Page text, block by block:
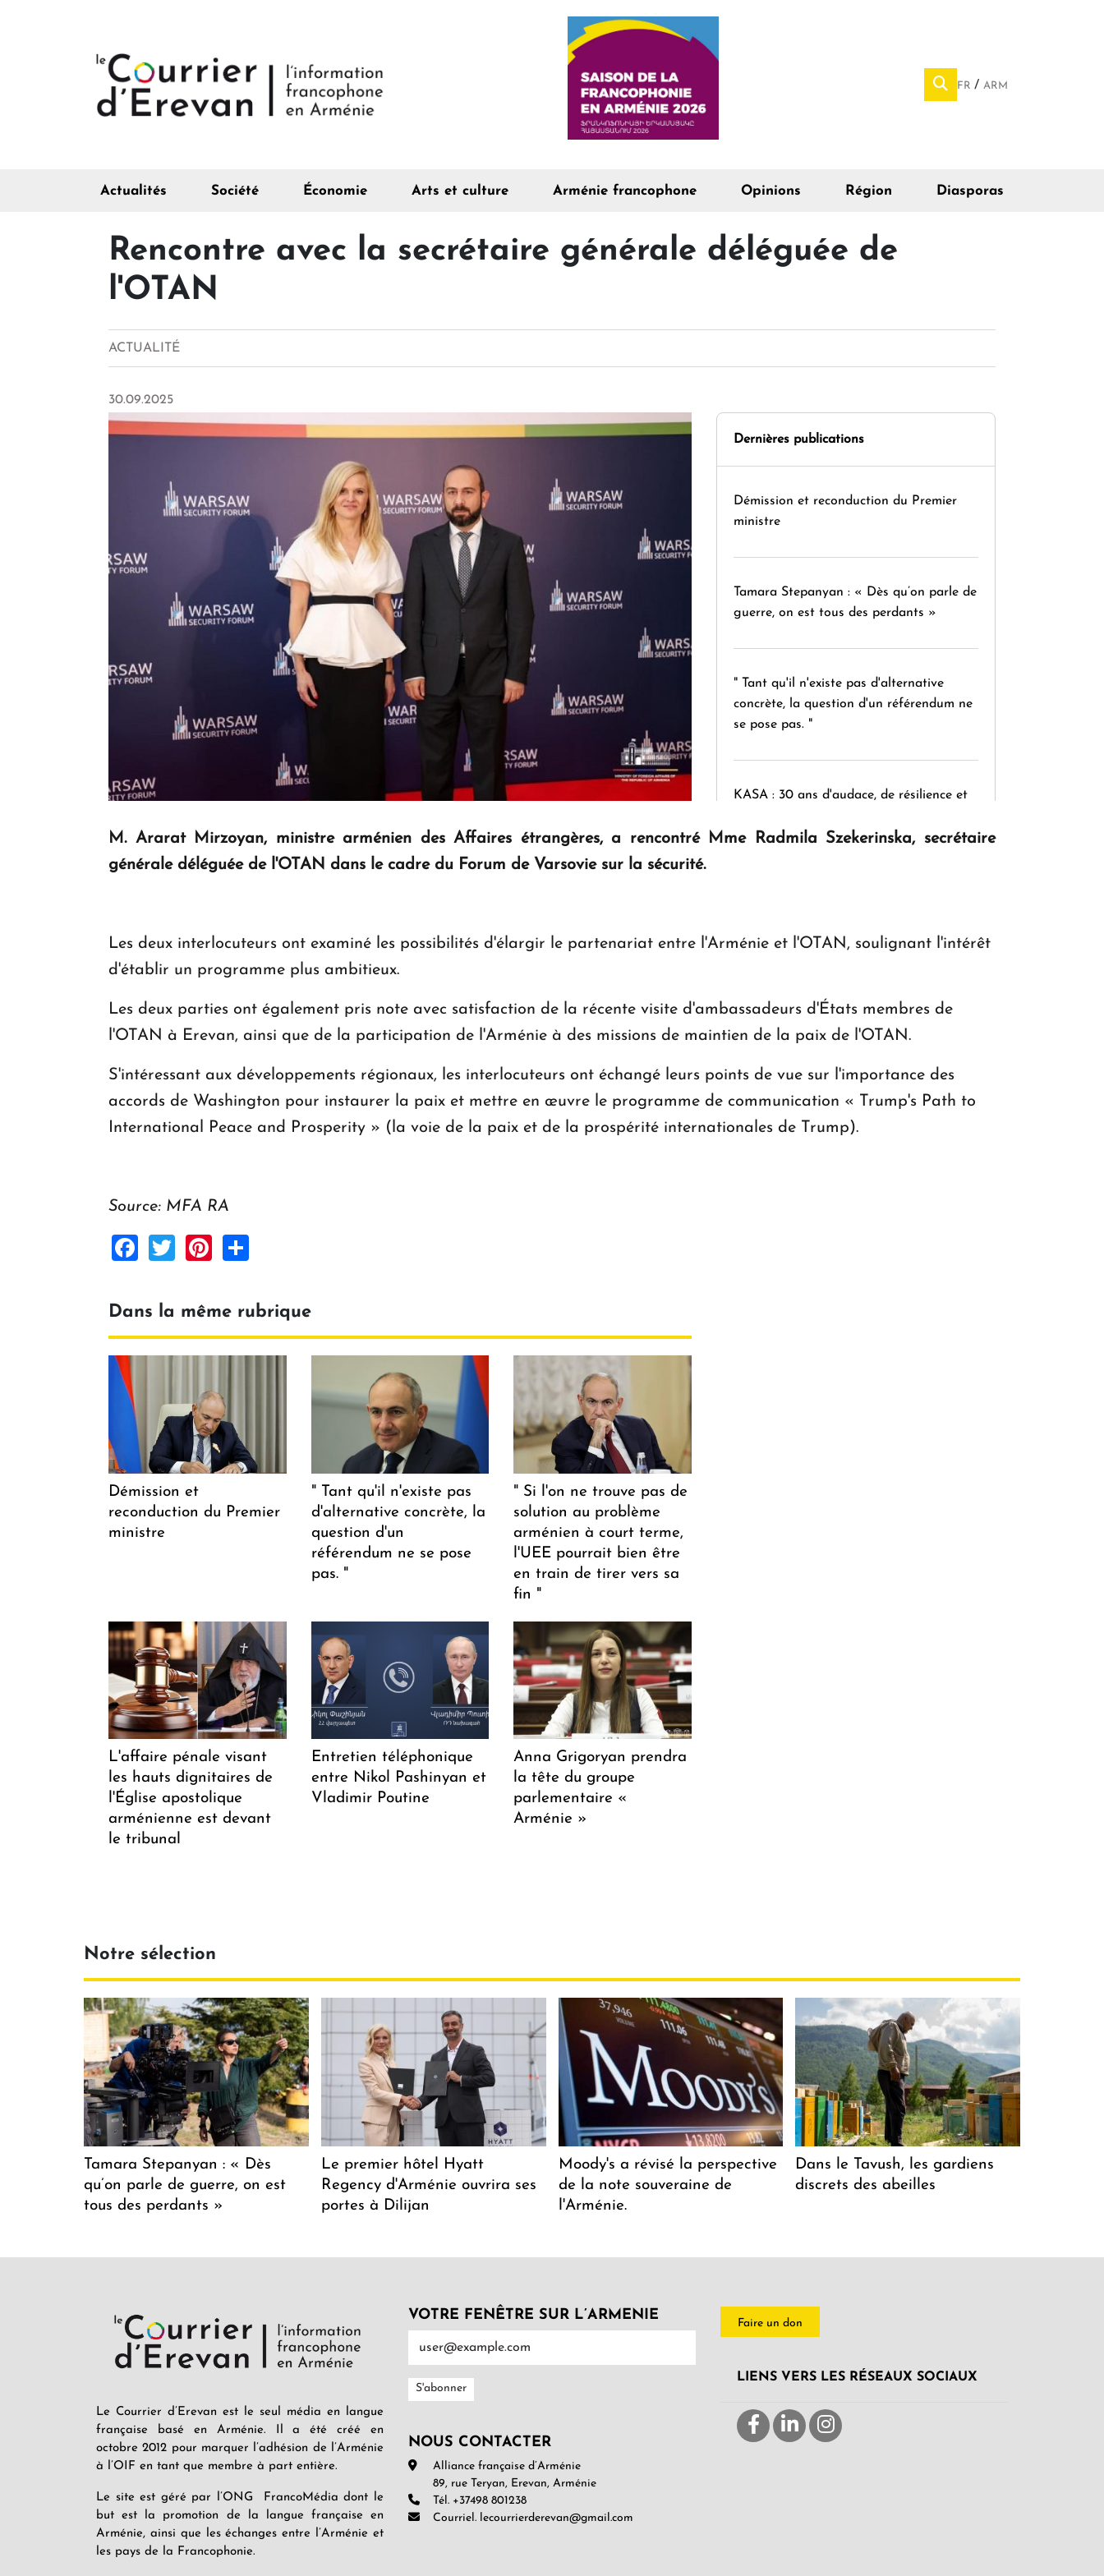
FR ARM
Actualités Société Économie Arts et culture Arménie francophone Opinions Région Diasporas
Rencontre avec la secrétaire générale déléguée de
l'OTAN
ACTUALITÉ
30.09.2025
Dernières publications
Démission et reconduction du Premier
ministre
Tamara Stepanyan : « Dès qu’on parle de
guerre, on est tous des perdants »
" Tant qu'il n'existe pas d'alternative
concrète, la question d'un référendum ne
se pose pas. "
KASA : 30 ans d'audace, de résilience et
M. Ararat Mirzoyan, ministre arménien des Affaires étrangères, a rencontré Mme Radmila Szekerinska, secrétaire
générale déléguée de l'OTAN dans le cadre du Forum de Varsovie sur la sécurité.
Les deux interlocuteurs ont examiné les possibilités d'élargir le partenariat entre l'Arménie et l'OTAN, soulignant l'intérêt
d'établir un programme plus ambitieux.
Les deux parties ont également pris note avec satisfaction de la récente visite d'ambassadeurs d'États membres de
l'OTAN à Erevan, ainsi que de la participation de l'Arménie à des missions de maintien de la paix de l'OTAN.
S'intéressant aux développements régionaux, les interlocuteurs ont échangé leurs points de vue sur l'importance des
accords de Washington pour instaurer la paix et mettre en œuvre le programme de communication « Trump's Path to
International Peace and Prosperity » (la voie de la paix et de la prospérité internationales de Trump).
Source: MFA RA
Facebook
TwitterPinterest
Dans la même rubrique
Démission et
reconduction du Premier
ministre
" Tant qu'il n'existe pas
d'alternative concrète, la
question d'un
référendum ne se pose
pas. "
" Si l'on ne trouve pas de
solution au problème
arménien à court terme,
l'UEE pourrait bien être
en train de tirer vers sa
fin "
L'affaire pénale visant
les hauts dignitaires de
l'Église apostolique
arménienne est devant
le tribunal
Entretien téléphonique
entre Nikol Pashinyan et
Vladimir Poutine
Anna Grigoryan prendra
la tête du groupe
parlementaire «
Arménie »
Notre sélection
Tamara Stepanyan : « Dès
qu’on parle de guerre, on est
tous des perdants »
Le premier hôtel Hyatt
Regency d'Arménie ouvrira ses
portes à Dilijan
Moody's a révisé la perspective
de la note souveraine de
l'Arménie.
Dans le Tavush, les gardiens
discrets des abeilles
Le Courrier d’Erevan est le seul média en langue
française basé en Arménie. Il a été créé en
octobre 2012 pour marquer l’adhésion de l’Arménie
à l’OIF en tant que membre à part entière.
Le site est géré par l’ONG FrancoMédia dont le
but est la promotion de la langue française en
Arménie, ainsi que les échanges entre l’Arménie et
les pays de la Francophonie.
VOTRE FENÊTRE SUR L’ARMENIE
NOUS CONTACTER
Alliance française d’Arménie
89, rue Teryan, Erevan, Arménie
Tél. +37498 801238
Courriel. lecourrierderevan@gmail.com
Faire un don
LIENS VERS LES RÉSEAUX SOCIAUX